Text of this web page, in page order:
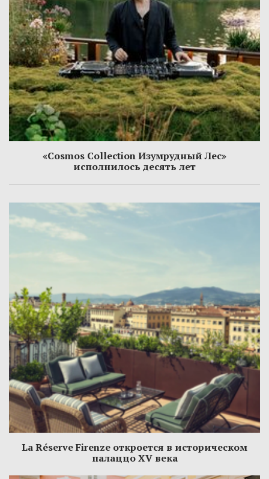
«Cosmos Collection Изумрудный Лес»
исполнилось десять лет
La Réserve Firenze откроется в историческом
палаццо XV века